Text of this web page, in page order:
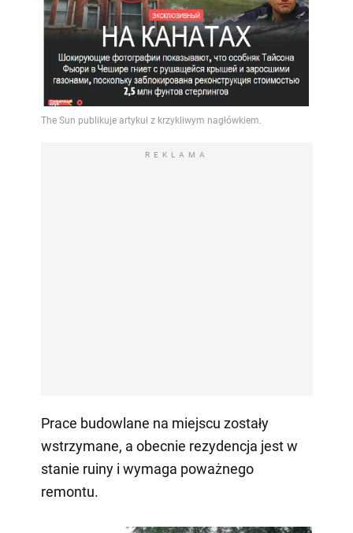
REKLAMA
Prace budowlane na miejscu zostały
wstrzymane, a obecnie rezydencja jest w
stanie ruiny i wymaga poważnego
remontu.